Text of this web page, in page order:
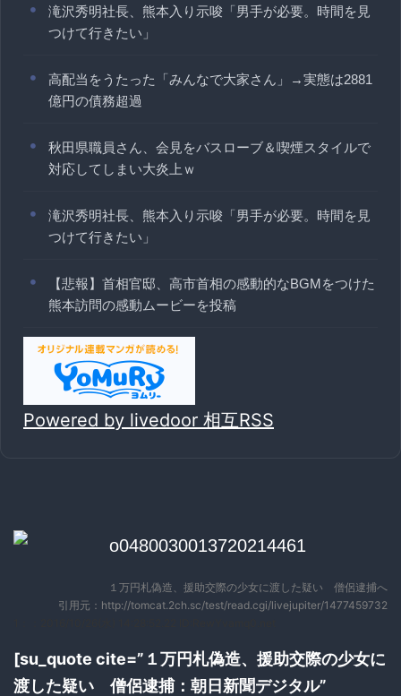
滝沢秀明社長、熊本入り示唆「男手が必要。時間を見
つけて行きたい」
高配当をうたった「みんなで大家さん」→実態は2881
億円の債務超過
秋田県職員さん、会見をバスローブ＆喫煙スタイルで
対応してしまい大炎上ｗ
滝沢秀明社長、熊本入り示唆「男手が必要。時間を見
つけて行きたい」
【悲報】首相官邸、高市首相の感動的なBGMをつけた
熊本訪問の感動ムービーを投稿
Powered by livedoor 相互RSS
１万円札偽造、援助交際の少女に渡した疑い 僧侶逮捕へ
引用元：http://tomcat.2ch.sc/test/read.cgi/livejupiter/1477459732
[su_quote cite=”１万円札偽造、援助交際の少女に
渡した疑い 僧侶逮捕：朝日新聞デジタル”